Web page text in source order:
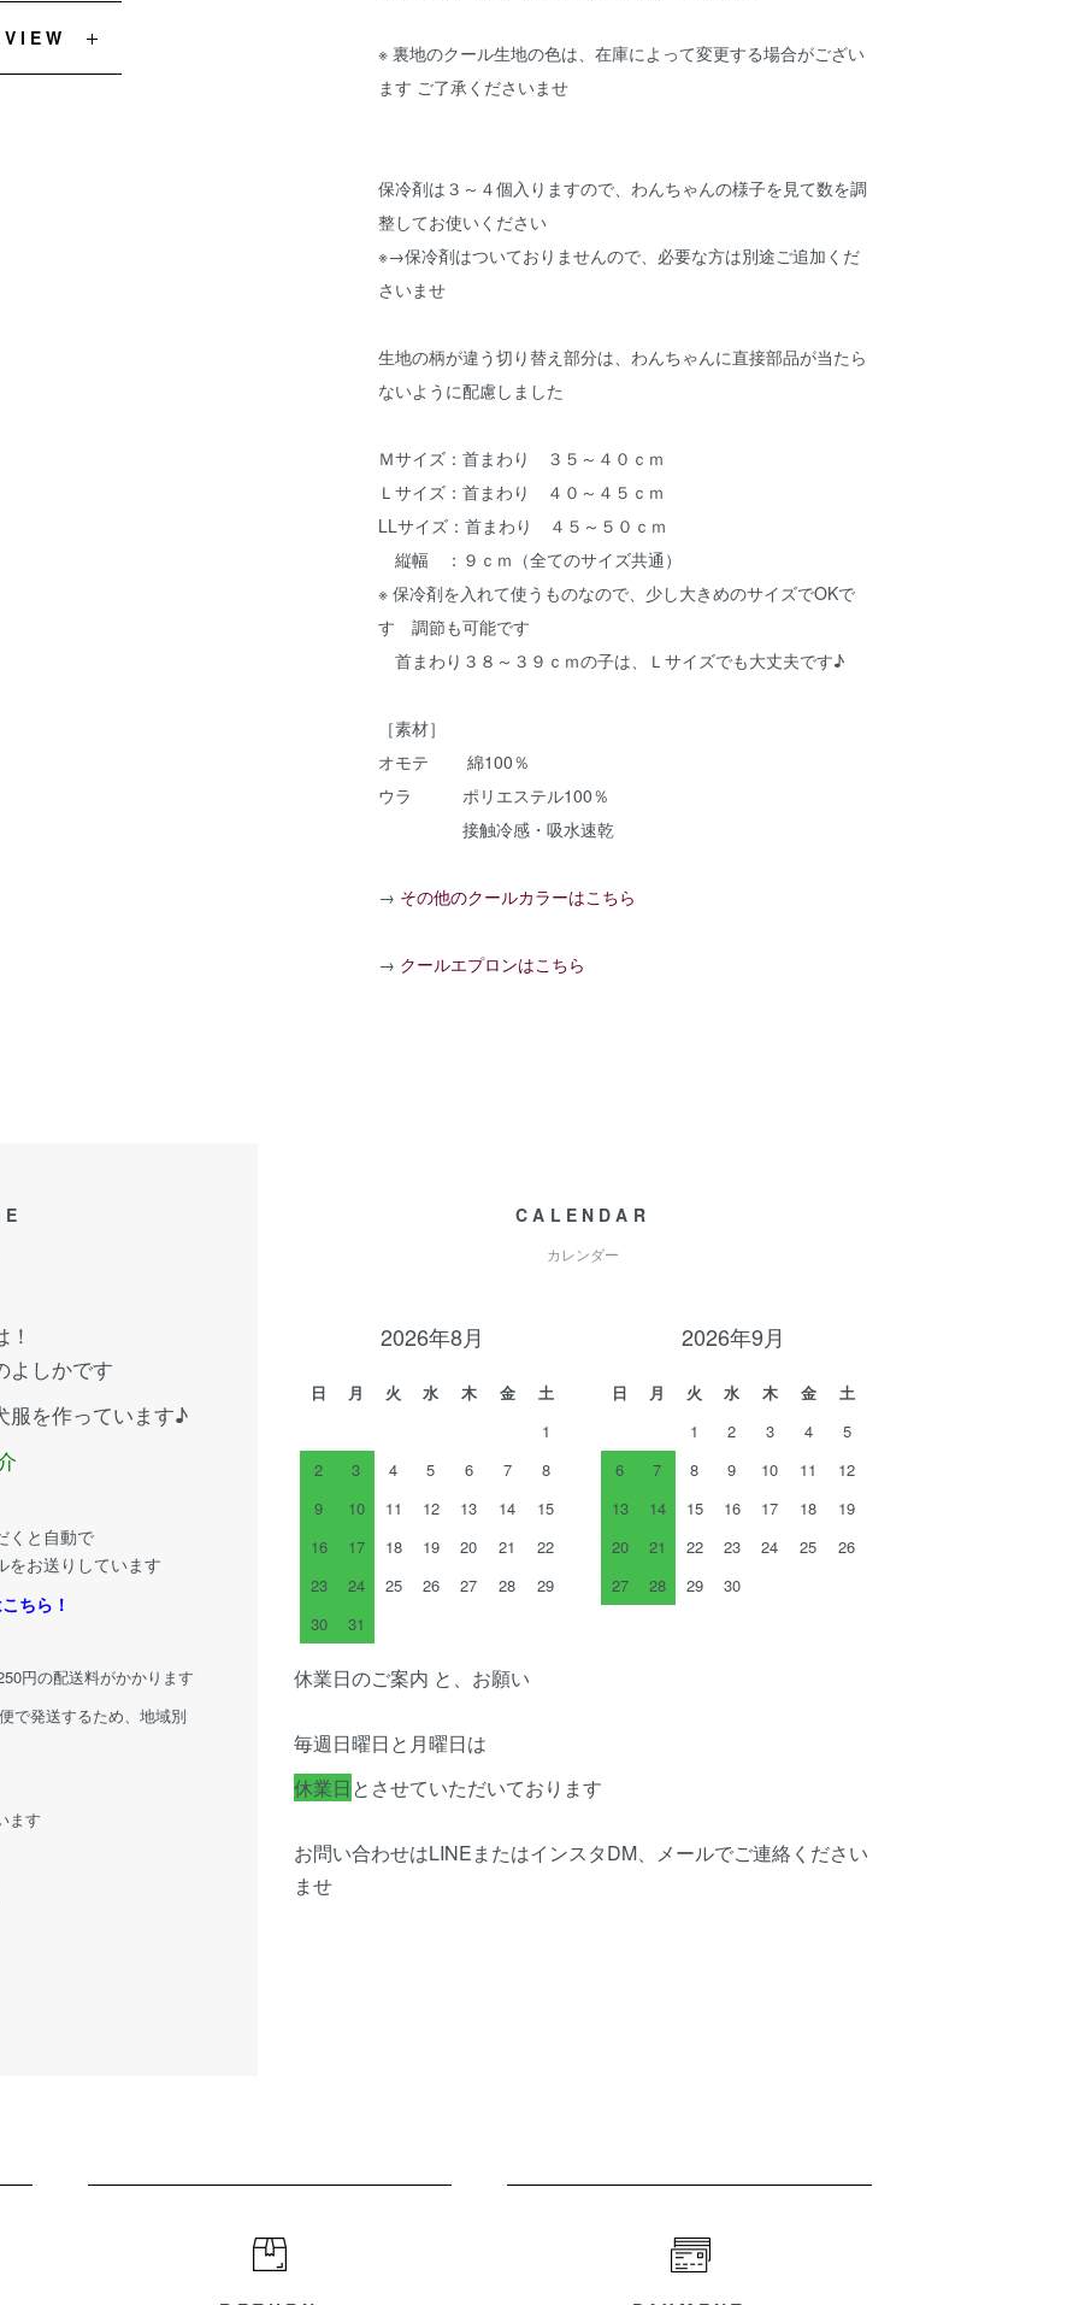
※ 裏地のクール生地の色は、在庫によって変更する場合がござい
ます ご了承くださいませ
保冷剤は３～４個入りますので、わんちゃんの様子を見て数を調
整してお使いください
※→保冷剤はついておりませんので、必要な方は別途ご追加くだ
さいませ
生地の柄が違う切り替え部分は、わんちゃんに直接部品が当たら
ないように配慮しました
Ｍサイズ：首まわり ３５～４０ｃｍ
Ｌサイズ：首まわり ４０～４５ｃｍ
LLサイズ：首まわり ４５～５０ｃｍ
縦幅 ：９ｃｍ（全てのサイズ共通）
※ 保冷剤を入れて使うものなので、少し大きめのサイズでOKで
す 調節も可能です
首まわり３８～３９ｃｍの子は、Ｌサイズでも大丈夫です♪
［素材］
オモテ 綿100％
ウラ ポリエステル100％
接触冷感・吸水速乾
→ その他のクールカラーはこちら
→ クールエプロンはこちら
よしかです
服を作っています♪
くと自動で
をお送りしています
ちら！
円の配送料がかかります
で発送するため、地域別
ます
CALENDAR
カレンダー
2026年8月
日 月 火 水 木 金
土
1
2
3 4 5 6 7
8
9
10 11 12 13 14
15
16
17 18 19 20 21
22
23
24 25 26 27 28
29
30
31
2026年9月
日 月 火 水 木 金
土
1
2 3 4
5
6
7 8 9 10 11
12
13
14 15 16 17 18
19
20
21 22 23 24 25
26
27
28 29 30
休業日のご案内 と、お願い
毎週日曜日と月曜日は
休業日 とさせていただいております
お問い合わせはLINEまたはインスタDM、メールでご連絡ください
ませ